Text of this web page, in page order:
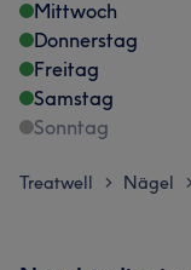
Mittwoch
Donnerstag
Freitag
Samstag
Sonntag
Treatwell > Nägel >